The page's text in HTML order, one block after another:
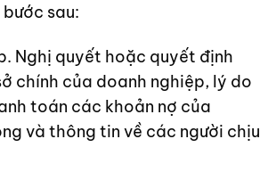
sau:
Nghị quyết hoặc quyết định
chính của doanh nghiệp, lý do
toán các khoản nợ của
và thông tin về các người chịu